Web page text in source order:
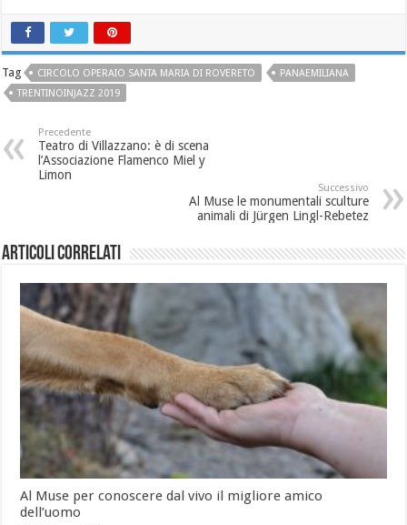
Tag CIRCOLO OPERAIO SANTA MARIA DI ROVERETO
PANAEMILIANA
TRENTINOINJAZZ 2019
Precedente
Teatro di Villazzano: è di scena
l’Associazione Flamenco Miel y
Limon
Successivo
Al Muse le monumentali sculture
animali di Jürgen Lingl-Rebetez
Articoli correlati
Al Muse per conoscere dal vivo il migliore amico
dell’uomo